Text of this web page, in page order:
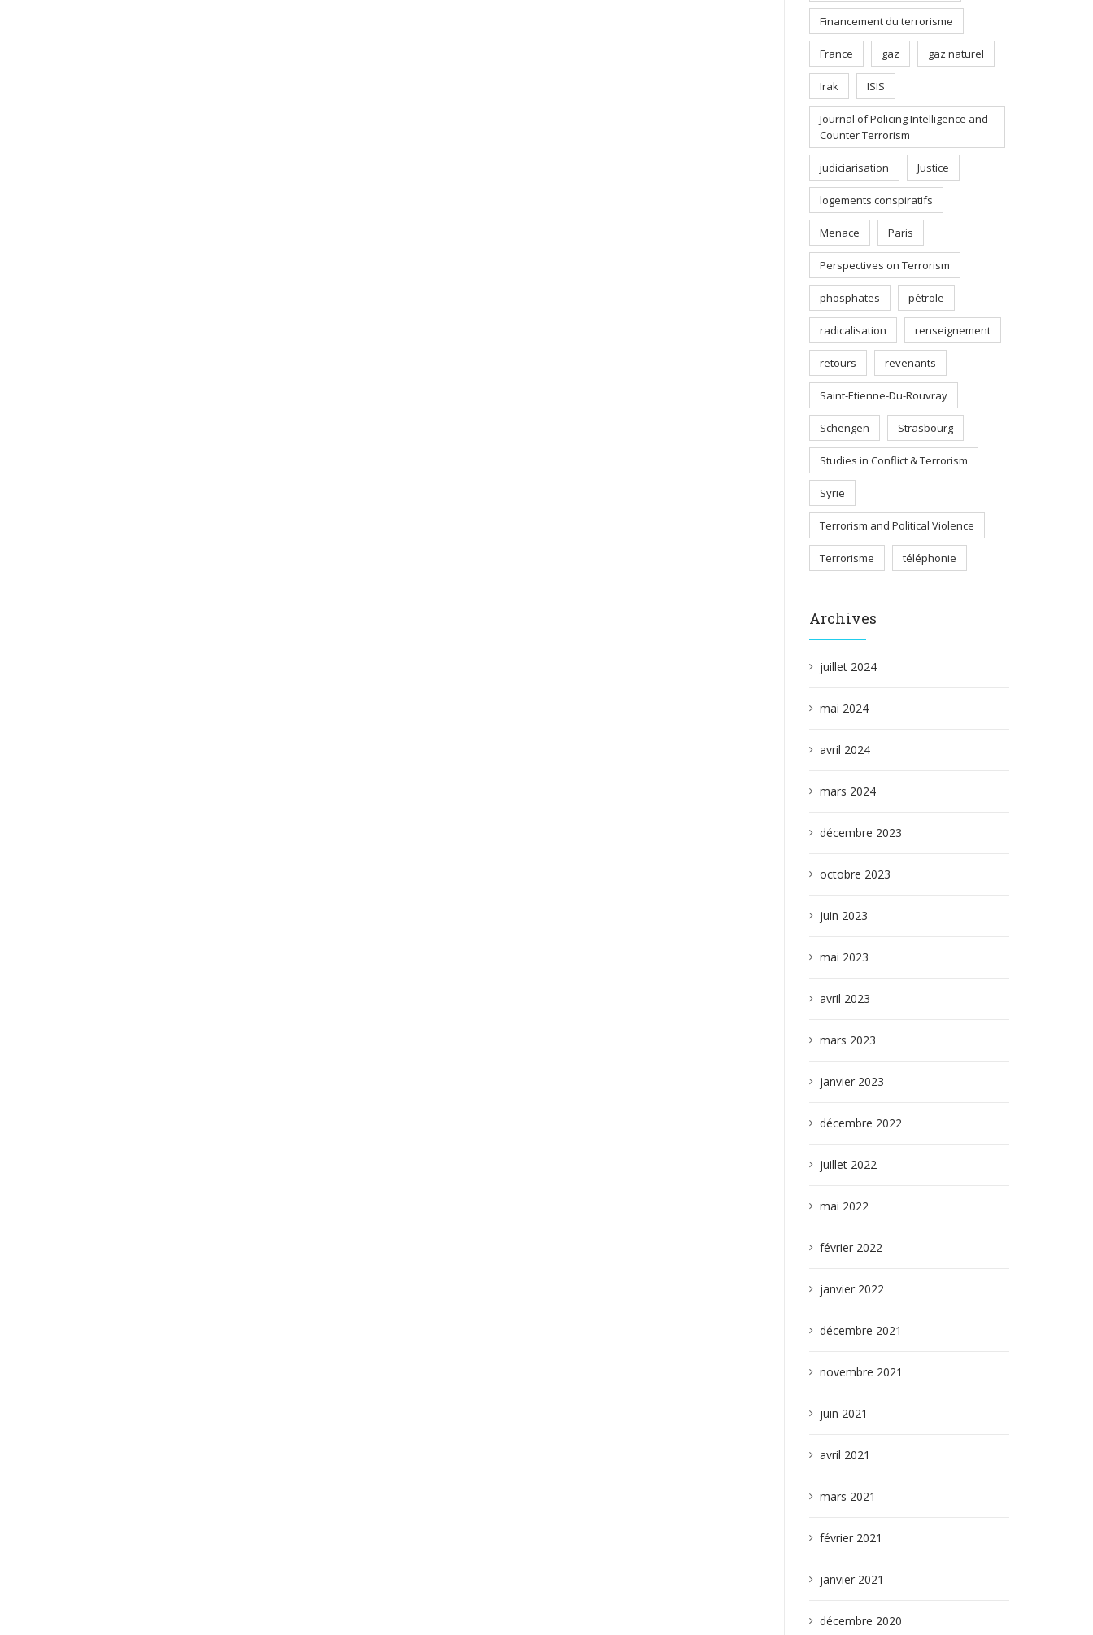
Financement du terrorisme
France gaz gaz naturel
Irak ISIS
Journal of Policing Intelligence and
Counter Terrorism
judiciarisation Justice
logements conspiratifs
Menace Paris
Perspectives on Terrorism
phosphates pétrole
radicalisation renseignement
retours revenants
Saint-Etienne-Du-Rouvray
Schengen Strasbourg
Studies in Conflict & Terrorism
Syrie
Terrorism and Political Violence
Terrorisme téléphonie
Archives
juillet 2024
mai 2024
avril 2024
mars 2024
décembre 2023
octobre 2023
juin 2023
mai 2023
avril 2023
mars 2023
janvier 2023
décembre 2022
juillet 2022
mai 2022
février 2022
janvier 2022
décembre 2021
novembre 2021
juin 2021
avril 2021
mars 2021
février 2021
janvier 2021
décembre 2020